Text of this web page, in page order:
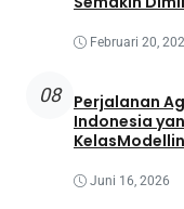
Februari 20,
08
Perjalanan
Indonesia
Juni 16, 2026